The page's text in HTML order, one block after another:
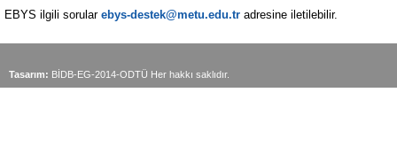
EBYS ilgili sorular ebys-destek@metu.edu.tr adresine iletilebilir.
Tasarım: BİDB-EG-2014-ODTÜ Her hakkı saklıdır.